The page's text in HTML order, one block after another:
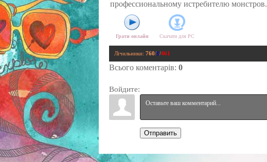
профессиональному истребителю монстров.
Грати онлайн Скачати для PC
Лічильники: 760/1 /461
Всього коментарів: 0
Войдите:
Отправить